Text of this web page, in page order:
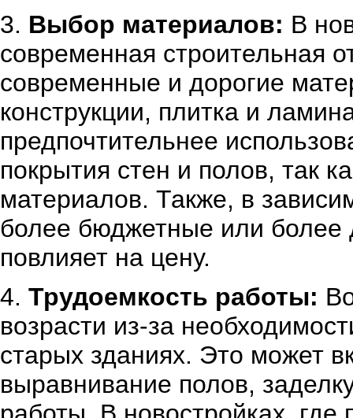
3. Выбор материалов: В
современная строительная
современные и дорогие
конструкции, плитка и
предпочтительнее
покрытия стен и полов, так
материалов. Также, в
более бюджетные или более
повлияет на цену.
4. Трудоемкость работы:
возрасти из-за
старых зданиях. Это может
выравнивание полов,